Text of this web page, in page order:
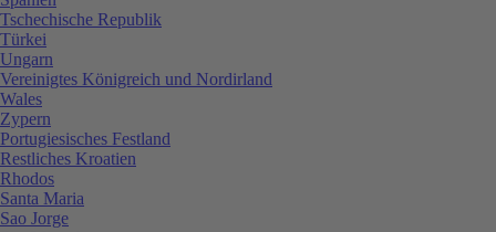
Tschechische Republik
Türkei
Ungarn
Vereinigtes Königreich und Nordirland
Wales
Zypern
Portugiesisches Festland
Restliches Kroatien
Rhodos
Santa Maria
Sao Jorge